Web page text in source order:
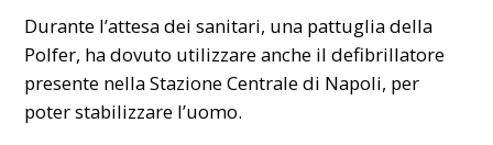
Durante l’attesa dei sanitari, una pattuglia della
Polfer, ha dovuto utilizzare anche il defibrillatore
presente nella Stazione Centrale di Napoli, per
poter stabilizzare l’uomo.